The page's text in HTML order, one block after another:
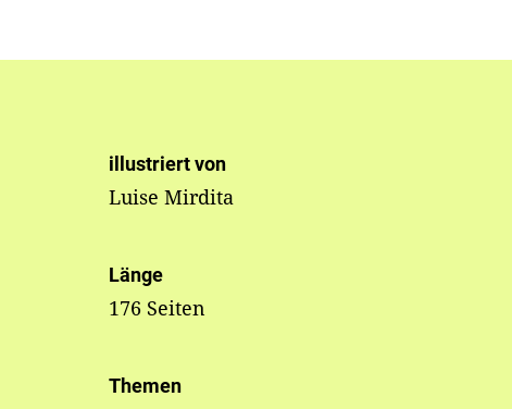
illustriert von
Luise Mirdita
Länge
176 Seiten
Themen